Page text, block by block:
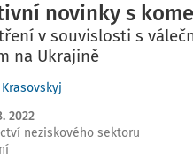
novinky s
v souvislosti s
na Ukrajině
2022
neziskového sektoru